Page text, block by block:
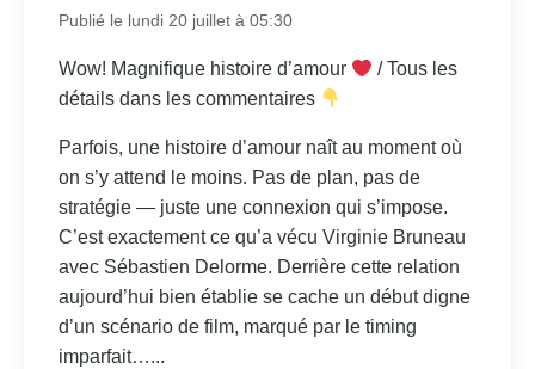
Publié le lundi 20 juillet à 05:30
Wow! Magnifique histoire d’amour
/ Tous les
détails dans les commentaires
Parfois, une histoire d’amour naît au moment où
on s’y attend le moins. Pas de plan, pas de
stratégie — juste une connexion qui s’impose.
C’est exactement ce qu’a vécu Virginie Bruneau
avec Sébastien Delorme. Derrière cette relation
aujourd’hui bien établie se cache un début digne
d’un scénario de film, marqué par le timing
imparfait…...